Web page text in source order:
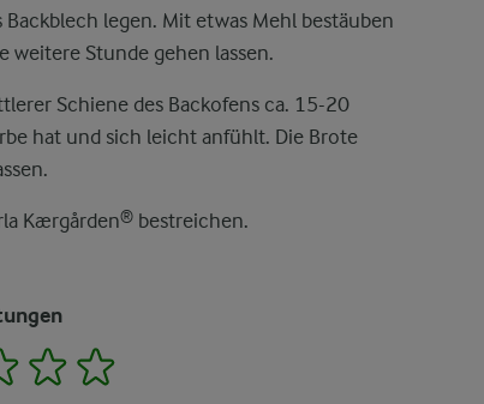
legen. Mit etwas Mehl bestäuben
weitere Stunde gehen lassen.
Schiene des Backofens ca. 15-20
hat und sich leicht anfühlt. Die Brote
Kærgården® bestreichen.
3 4